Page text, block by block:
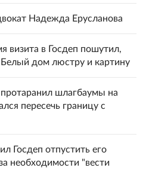
Надежда Ерусланова
визита в Госдеп пошутил,
Белый дом люстру и картину
протаранил шлагбаумы на
пересечь границу с
Госдеп отпустить его
необходимости "вести